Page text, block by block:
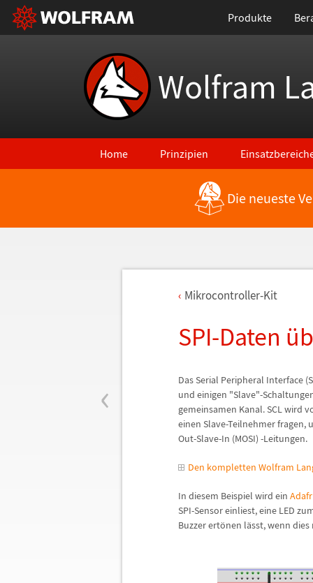
Produkte
Wolfram
Home Prinzipien
Die neueste
‹
Mikrocontroller-Kit
SPI-Daten ü
Das Serial Peripheral Interface
und einigen "Slave"-
gemeinsamen Kanal. SCL wird
einen Slave-Teilnehmer fragen,
Out-Slave-In (MOSI) -Leitungen.
Den kompletten Wolfram
In diesem Beispiel wird ein
SPI-Sensor einliest, eine LED
Buzzer ertönen lässt, wenn